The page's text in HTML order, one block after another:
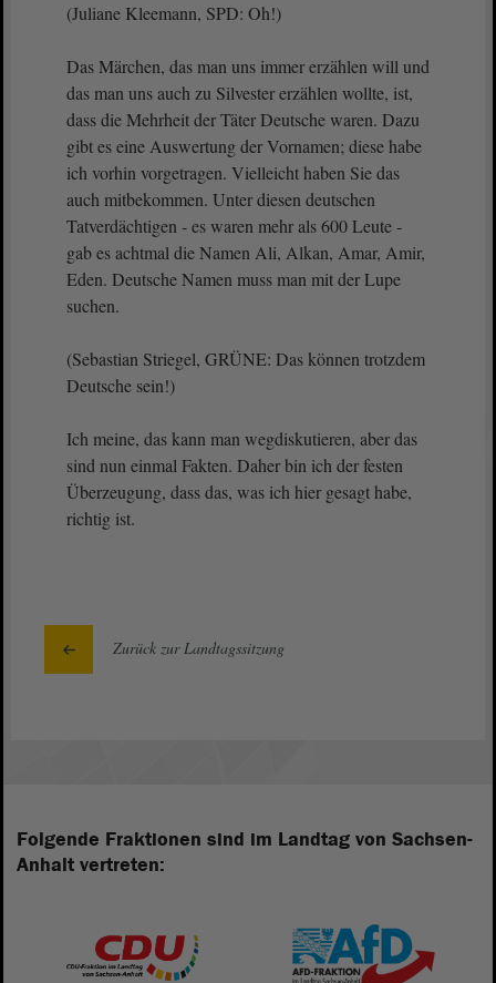
(Juliane Kleemann, SPD: Oh!)
Das Märchen, das man uns immer erzählen will und
das man uns auch zu Silvester erzählen wollte, ist,
dass die Mehrheit der Täter Deutsche waren. Dazu
gibt es eine Auswertung der Vornamen; diese habe
ich vorhin vorgetragen. Vielleicht haben Sie das
auch mitbekommen. Unter diesen deutschen
Tatverdächtigen - es waren mehr als 600 Leute -
gab es achtmal die Namen Ali, Alkan, Amar, Amir,
Eden. Deutsche Namen muss man mit der Lupe
suchen.
(Sebastian Striegel, GRÜNE: Das können trotzdem
Deutsche sein!)
Ich meine, das kann man wegdiskutieren, aber das
sind nun einmal Fakten. Daher bin ich der festen
Überzeugung, dass das, was ich hier gesagt habe,
richtig ist.
Zurück zur Landtagssitzung
Folgende Fraktionen sind im Landtag von Sachsen-
Anhalt vertreten: